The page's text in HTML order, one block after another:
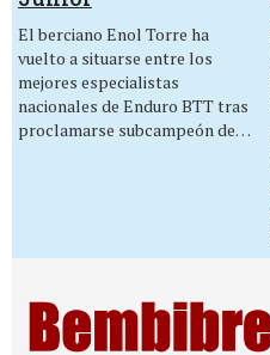
El berciano Enol Torre ha
vuelto a situarse entre los
mejores especialistas
nacionales de Enduro BTT tras
proclamarse subcampeón de…